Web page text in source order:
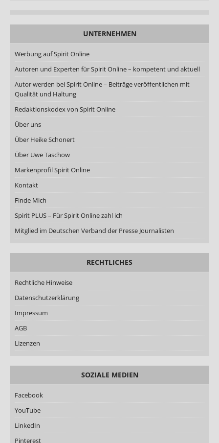
UNTERNEHMEN
Werbung auf Spirit Online
Autoren und Experten für Spirit Online – kompetent und aktuell
Autor werden bei Spirit Online – Beiträge veröffentlichen mit
Qualität und Haltung
Redaktionskodex von Spirit Online
Über uns
Über Heike Schonert
Über Uwe Taschow
Markenprofil Spirit Online
Kontakt
Finde Mich
Spirit PLUS – Für Spirit Online zahl ich
Mitglied im Deutschen Verband der Presse Journalisten
RECHTLICHES
Rechtliche Hinweise
Datenschutzerklärung
Impressum
AGB
Lizenzen
SOZIALE MEDIEN
Facebook
YouTube
LinkedIn
Pinterest